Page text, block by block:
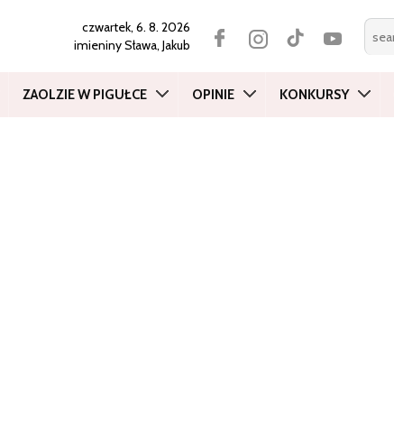
czwartek, 6. 8. 2026
imieninySława, Jakub
ZAOLZIE W PIGUŁCE OPINIE KONKURSY